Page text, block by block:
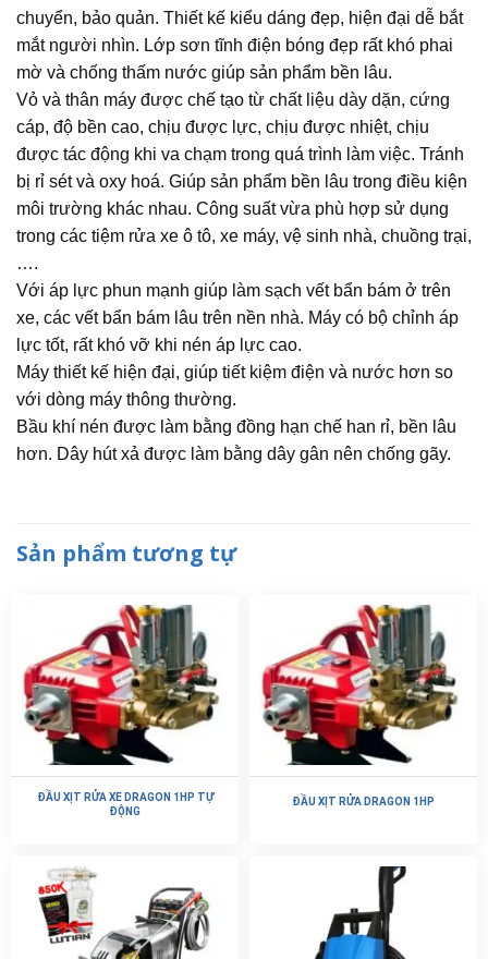
chuyển, bảo quản. Thiết kế kiểu dáng đẹp, hiện đại dễ bắt
mắt người nhìn. Lớp sơn tĩnh điện bóng đẹp rất khó phai
mờ và chống thấm nước giúp sản phẩm bền lâu.
Vỏ và thân máy được chế tạo từ chất liệu dày dặn, cứng
cáp, độ bền cao, chịu được lực, chịu được nhiệt, chịu
được tác động khi va chạm trong quá trình làm việc. Tránh
bị rỉ sét và oxy hoá. Giúp sản phẩm bền lâu trong điều kiện
môi trường khác nhau. Công suất vừa phù hợp sử dụng
trong các tiệm rửa xe ô tô, xe máy, vệ sinh nhà, chuồng trại,
….
Với áp lực phun mạnh giúp làm sạch vết bẩn bám ở trên
xe, các vết bẩn bám lâu trên nền nhà. Máy có bộ chỉnh áp
lực tốt, rất khó vỡ khi nén áp lực cao.
Máy thiết kế hiện đại, giúp tiết kiệm điện và nước hơn so
với dòng máy thông thường.
Bầu khí nén được làm bằng đồng hạn chế han rỉ, bền lâu
hơn. Dây hút xả được làm bằng dây gân nên chống gãy.
Sản phẩm tương tự
ĐẦU XỊT RỬA XE DRAGON 1HP TỰ
ĐỘNG
ĐẦU XỊT RỬA DRAGON 1HP